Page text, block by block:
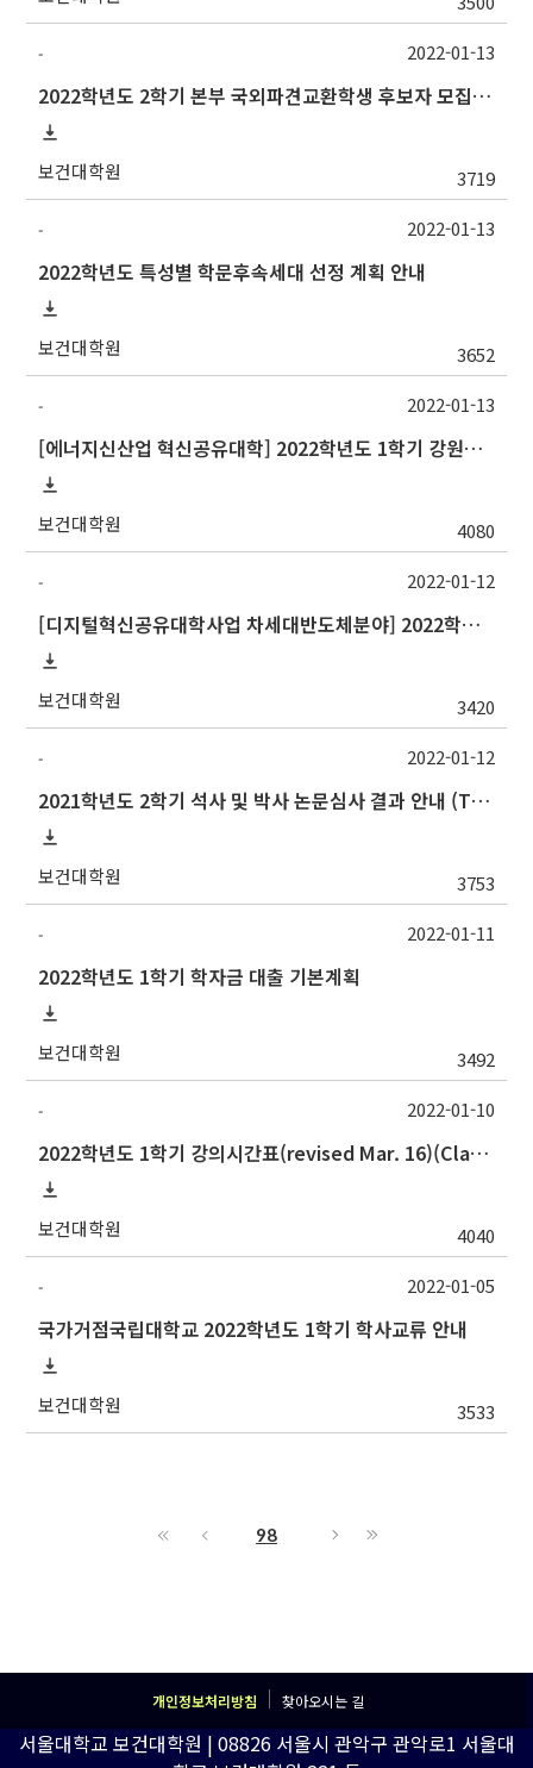
-
2022학년도 2학기 본부 국외파견교환학생 후보자 모집 안내
보건대학원 3719
2022-01-13
-
2022학년도 특성별 학문후속세대 선정 계획 안내
보건대학원 3652
2022-01-13
-
[에너지신산업 혁신공유대학] 2022학년도 1학기 강원대학교 교류 수학 안내
보건대학원 4080
2022-01-13
-
[디지털혁신공유대학사업 차세대반도체분야] 2022학년도 1학기 강원대학교 교류 수학 안내
보건대학원 3420
2022-01-12
-
2021학년도 2학기 석사 및 박사 논문심사 결과 안내 (Thesis Defense Result)
보건대학원 3753
2022-01-12
-
2022학년도 1학기 학자금 대출 기본계획
보건대학원 3492
2022-01-11
-
2022학년도 1학기 강의시간표(revised Mar. 16)(Class schedule, 2022 Spring semester)
보건대학원 4040
2022-01-10
-
국가거점국립대학교 2022학년도 1학기 학사교류 안내
보건대학원 3533
2022-01-05
98
개인정보처리방침 찾아오시는 길
서울대학교 보건대학원 | 08826 서울시 관악구 관악로1 서울대